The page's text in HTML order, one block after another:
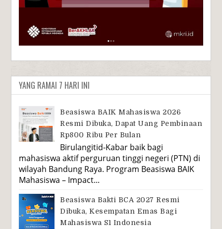
YANG RAMAI 7 HARI INI
Beasiswa BAIK Mahasiswa 2026
Resmi Dibuka, Dapat Uang Pembinaan
Rp800 Ribu Per Bulan
Birulangitid-Kabar baik bagi
mahasiswa aktif perguruan tinggi negeri (PTN) di
wilayah Bandung Raya. Program Beasiswa BAIK
Mahasiswa – Impact...
Beasiswa Bakti BCA 2027 Resmi
Dibuka, Kesempatan Emas Bagi
Mahasiswa S1 Indonesia